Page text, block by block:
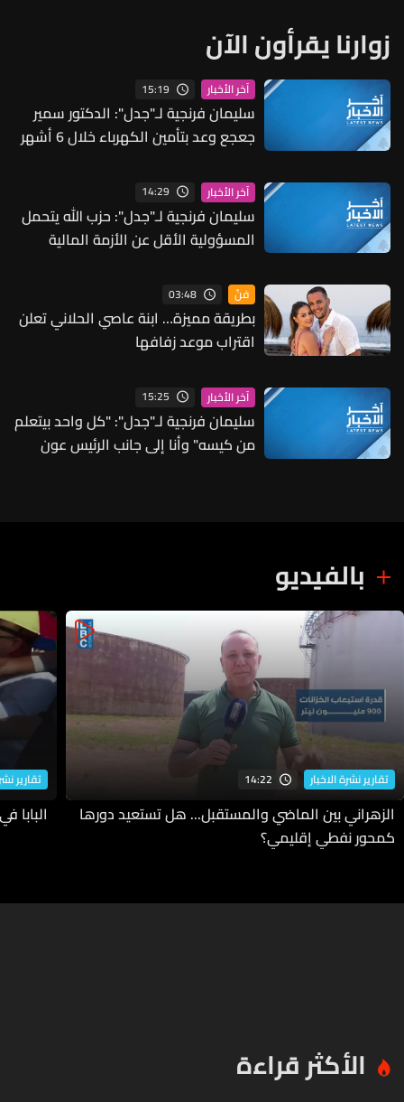
زوارنا يقرأون الآن
آخر الأخبار 15:19
سليمان فرنجية لـ"جدل": الدكتور سمير
جعجع وعد بتأمين الكهرباء خلال 6 أشهر
كان لازم توعد"
آخر الأخبار 14:29
سليمان فرنجية لـ"جدل": حزب الله يتحمل
المسؤولية الأقل عن الأزمة المالية
كيف يدير الدولة
فنّ 03:48
بطريقة مميزة… ابنة عاصي الحلاني تعلن
اقتراب موعد زفافها
آخر الأخبار 15:25
سليمان فرنجية لـ"جدل": "كل واحد بيتعلم
من كيسه" وأنا إلى جانب الرئيس عون
بالفيديو
تقارير نشرة الاخبار 14:22
الزهراني بين الماضي والمستقبل... هل تستعيد دورها
كمحور نفطي إقليمي؟
تقارير
الأكثر قراءة